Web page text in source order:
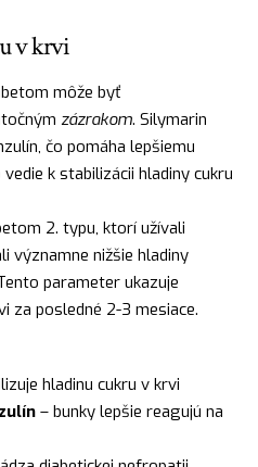
v krvi
môže byť
zázrakom. Silymarin
čo pomáha lepšiemu
k stabilizácii hladiny cukru
2. typu, ktorí užívali
významne nižšie hladiny
parameter ukazuje
za posledné 2-3 mesiace.
hladinu cukru v krvi
– bunky lepšie reagujú na